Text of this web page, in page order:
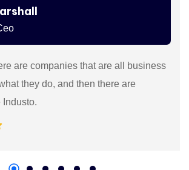
are companies that are all business
they do, and then there are